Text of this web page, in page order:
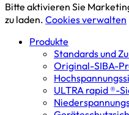
Bitte aktivieren Sie
zu laden. Cookies verwalten
Produkte
Standards und
Original-SIBA-
ULTRA rapid ®-